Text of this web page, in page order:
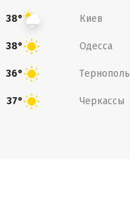
38° Киев
38° Одесса
36° Тернополь
37° Черкассы